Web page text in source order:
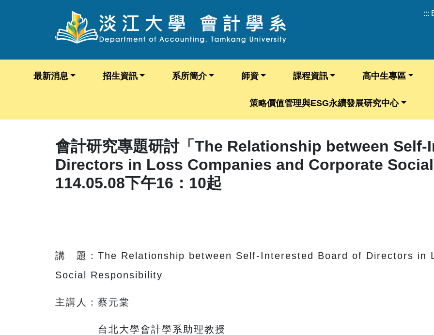
:::
最新消息 招生資訊 系所簡介 師資 課程資訊 高中生專區
策略價值管理與ESG永續發展研究中心
會計研究專題研討「The Relationship between
Directors in Loss Companies and Corporate
114.05.08下午16：10起
講 題：The Relationship between Self-Interested Board of Directors in
Social Responsibility
主講人：蔡元棠
台北大學會計學系助理教授